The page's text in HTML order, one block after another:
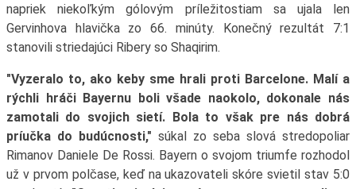
napriek niekoľkým gólovým príležitostiam sa ujala len
Gervinhova hlavička zo 66. minúty. Konečný rezultát 7:1
stanovili striedajúci Ribery so Shaqirim.
"Vyzeralo to, ako keby sme hrali proti Barcelone. Malí a
rýchli hráči Bayernu boli všade naokolo, dokonale nás
zamotali do svojich sietí. Bola to však pre nás dobrá
príučka do budúcnosti," súkal zo seba slová stredopoliar
Rimanov Daniele De Rossi. Bayern o svojom triumfe rozhodol
už v prvom polčase, keď na ukazovateli skóre svietil stav 5:0